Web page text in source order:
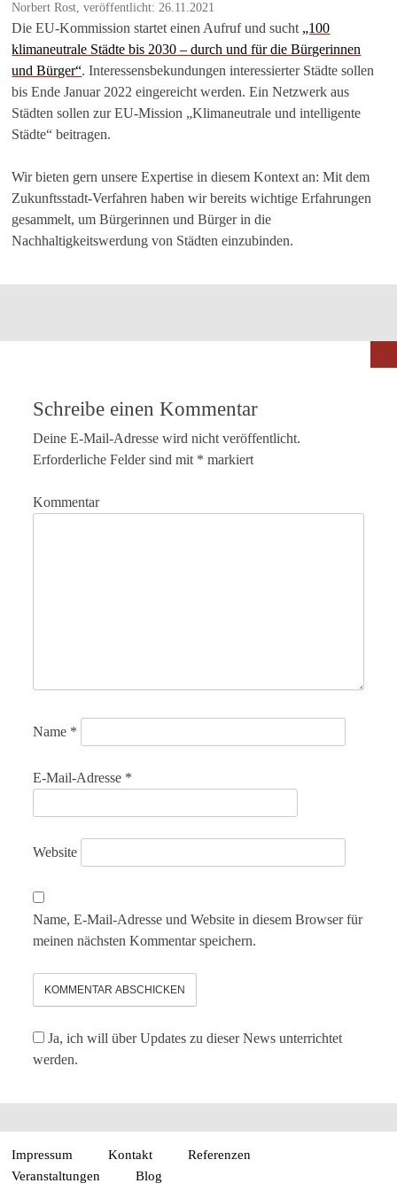
Norbert Rost, veröffentlicht: 26.11.2021
Die EU-Kommission startet einen Aufruf und sucht „100
klimaneutrale Städte bis 2030 – durch und für die Bürgerinnen
und Bürger“. Interessensbekundungen interessierter Städte sollen
bis Ende Januar 2022 eingereicht werden. Ein Netzwerk aus
Städten sollen zur EU-Mission „Klimaneutrale und intelligente
Städte“ beitragen.
Wir bieten gern unsere Expertise in diesem Kontext an: Mit dem
Zukunftsstadt-Verfahren haben wir bereits wichtige Erfahrungen
gesammelt, um Bürgerinnen und Bürger in die
Nachhaltigkeitswerdung von Städten einzubinden.
Schreibe einen Kommentar
Deine E-Mail-Adresse wird nicht veröffentlicht.
Erforderliche Felder sind mit * markiert
Kommentar
Name *
E-Mail-Adresse *
Website
Name, E-Mail-Adresse und Website in diesem Browser für
meinen nächsten Kommentar speichern.
Ja, ich will über Updates zu dieser News unterrichtet
werden.
Impressum Kontakt
Referenzen
Veranstaltungen
Blog